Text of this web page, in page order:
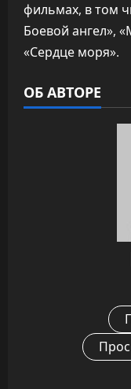
фильмах, в том
Боевой ангел»,
«Сердце моря».
ОБ АВТОРЕ